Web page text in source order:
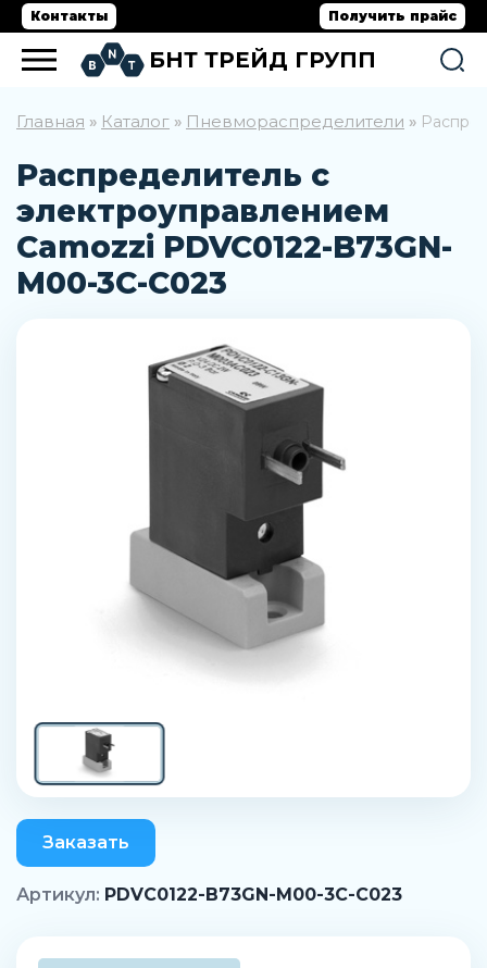
Контакты Получить прайс
БНТ ТРЕЙД ГРУПП
Главная » Каталог » Пневмораспределители »
Распределитель с
электроуправлением
Camozzi PDVC0122-B73GN-
M00-3C-C023
Заказать
Артикул: PDVC0122-B73GN-M00-3C-C023